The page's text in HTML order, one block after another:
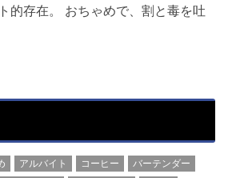
的存在。 おちゃめで、割と毒を吐
アルバイト コーヒー
バーテンダー